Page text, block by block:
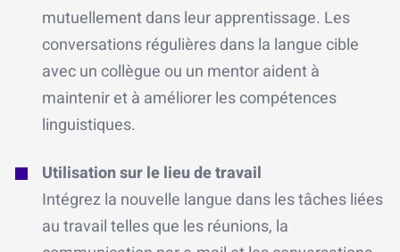
mutuellement dans leur apprentissage. Les
conversations régulières dans la langue cible
avec un collègue ou un mentor aident à
maintenir et à améliorer les compétences
linguistiques.
Utilisation sur le lieu de travail
Intégrez la nouvelle langue dans les tâches liées
au travail telles que les réunions, la